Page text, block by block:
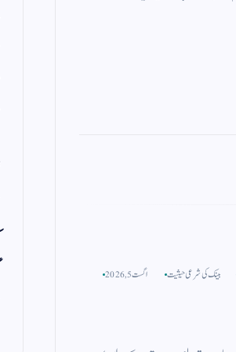
بینک کی شرعی حیثیت
اگست 5, 2026